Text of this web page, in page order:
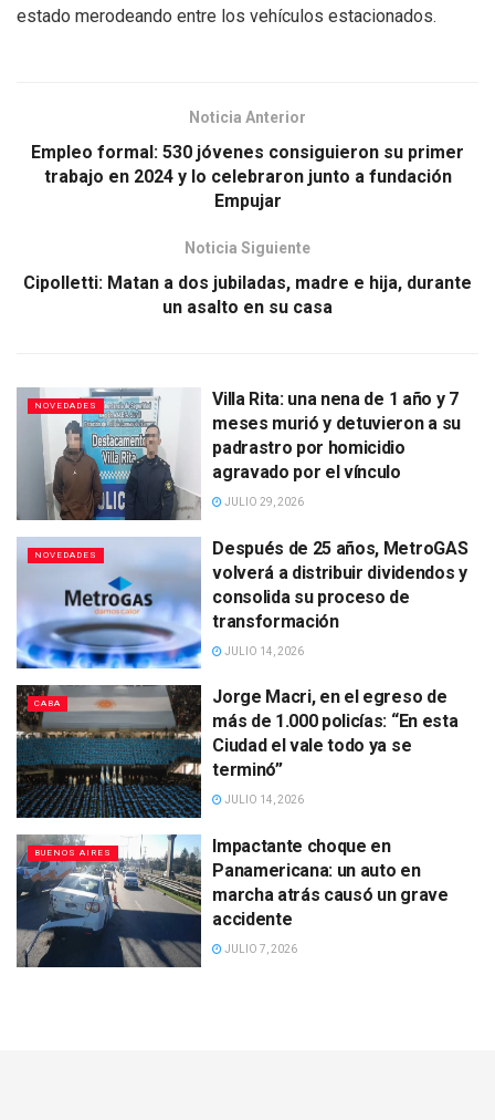
estado merodeando entre los vehículos estacionados.
Noticia Anterior
Empleo formal: 530 jóvenes consiguieron su primer
trabajo en 2024 y lo celebraron junto a fundación
Empujar
Noticia Siguiente
Cipolletti: Matan a dos jubiladas, madre e hija, durante
un asalto en su casa
NOVEDADES
Villa Rita: una nena de 1 año y 7
meses murió y detuvieron a su
padrastro por homicidio
agravado por el vínculo
JULIO 29, 2026
NOVEDADES
Después de 25 años, MetroGAS
volverá a distribuir dividendos y
consolida su proceso de
transformación
JULIO 14, 2026
CABA
Jorge Macri, en el egreso de
más de 1.000 policías: “En esta
Ciudad el vale todo ya se
terminó”
JULIO 14, 2026
BUENOS AIRES
Impactante choque en
Panamericana: un auto en
marcha atrás causó un grave
accidente
JULIO 7, 2026